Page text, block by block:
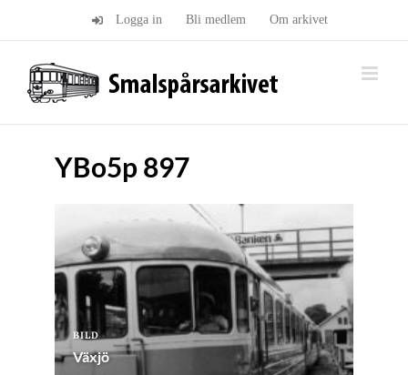
Logga in Bli medlem Om arkivet
YBo5p 897
BILD
Växjö